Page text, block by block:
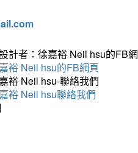
計者：徐嘉裕 Neil hsu的FB
裕 Neil hsu的FB網頁
裕 Neil hsu-聯絡我們
裕 Neil hsu聯絡我們